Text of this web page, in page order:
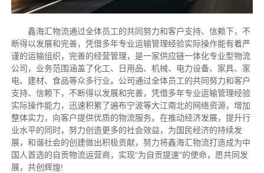
鑫海汇物流通过全体员工的共同努力和客户支持、信赖下，不
断得以发展和完善，凭借多年专业运输管理经验实际操作能有着严
谨的运输组织，完善的经营管理，是一家供应链一体化专业型物流
公司，业务范围涵盖了化工、日用品、机械、电力设备、家具、家
电、建材、食品等众多行业。公司通过全体员工的共同努力和客户
支持、信赖下，不断得以发展和完善，凭借多年专业运输管理经验
实际操作能力，迅速积累了遍布宁波等大江南北的网络资源，增加
整体实力，向客户提供优质的物流服务。在推动经济发展，提升行
业水平的同时，努力创造更多的社会效益，为国民经济的持续发
展，和谐社会的创建做出积极贡献，努力将鑫海汇物流打造成为中
国人首选的自贡物流运营商，实现“为自贡提速”的使命，愿共同发
展，共创辉煌!